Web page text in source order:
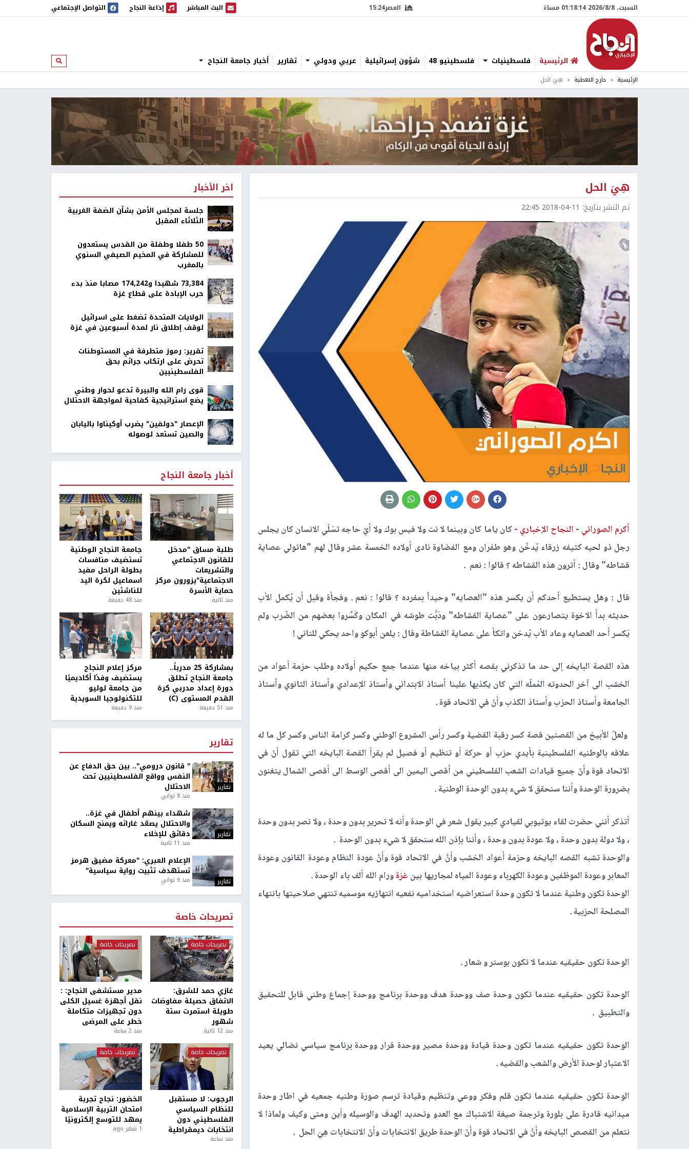
السبت، 8/‏8/‏2026 01:18:15 مساءً العصر15:24 البث المباشر
البث المباشر إذاعة النجاح
إذاعة النجاح التواصل الإجتماعي
الرئيسية فلسطينيات فلسطينيو 48 شؤون إسرائيلية عربي ودولي تقارير أخبار جامعة النجاح ابحث
الرئيسية خارج التغطية هِيَ الحل
هِيَ الحل
تم النشر بتاريخ: 2018-04-11 22:45
أكرم الصوراني - النجاح الإخباري -كان ياما كان وبينما لا نت ولا فيس بوك ولا أيّ حاجه تسَلّي الانسان كان يجلس
رجل ذو لحيه كثيفه زرقاء يُدخّن وهو طفران ومع الفضاوة نادى أولاده الخمسة عشر وقال لهم "هاتولي عصاية
قشاطه" وقال : أترون هذه القشاطه ؟ قالوا : نعم .
قال : وهل يستطيع أحدكم أن يكسر هذه "العصايه" وحيداً بمفرده ؟ قالوا : نعم . وفجأة وقبل أن يُكمل الأب
حديثه بدأ الاخوة يتصارعون على "عصاية القشاطه" ودَبَّت طوشه في المكان وكَسَّروا بعضهم من الضّرب ولم
يَكسر أحد العصايه وعاد الأب يُدخن واتكأ على عصاية القشاطة وقال : يلعن أبوكو واحد يحكي للتاني !
هذه القصة البايخه إلى حد ما تذكرني بقصه أكثر بياخه منها عندما جمع حكيم أولاده وطلب حزمة أعواد من
الخشب الى آخر الحدوته المُملّه التي كان يكذبها علينا أستاذ الابتدائي وأستاذ الإعدادي وأستاذ الثانوي وأستاذ
الجامعة وأستاذ الحزب وأستاذ الكذب وأنّ في الاتحاد قوة .
ولعلّ الأبيخ من القصتين قصة كسر رقبة القضية وكسر رأس المشروع الوطني وكسر كرامة الناس وكسر كل ما له
علاقه بالوطنيه الفلسطينية بأيدي حزب أو حركة أو تنظيم أو فصيل لم يقرأ القصة البايخه التي تقول أنّ في
الاتحاد قوة وأنّ جميع قيادات الشعب الفلسطيني من أقصى اليمين الى أقصى الوسط الى أقصى الشمال يتغنون
بضرورة الوحدة وأننا سنحقق لا شيء بدون الوحدة الوطنية .
أتذكر أنني حضرت لقاء يوتيوبي لقيادي كبير يقول شعر في الوحدة وأنه لا تحرير بدون وحدة ، ولا نصر بدون وحدة
، ولا دولة بدون وحدة ، ولا عودة بدون وحدة ، وأننا بإذن الله سنحقق لا شيء بدون الوحدة .
والوحدة تشبه القصه البايخه وحزمة أعواد الخشب وأنَّ في الاتحاد قوة وأنَّ عودة النظام وعودة القانون وعودة
المعابر وعودة الموظفين وعودة الكهرباء وعودة المياه لمجاريها بين غزةورام الله ألف باء الوحدة .
الوحدة تكون وطنية عندما لا تكون وحدة استعراضيه استخداميه نفعيه انتهازيه موسميه تنتهي صلاحيتها بانتهاء
المصلحة الحزبية .
الوحدة تكون حقيقيه عندما لا تكون بوستر و شعار .
الوحدة تكون حقيقيه عندما تكون وحدة صف ووحدة هدف ووحدة برنامج ووحدة إجماع وطني قابل للتحقيق
والتطبيق .
الوحدة تكون حقيقيه عندما تكون وحدة قيادة ووحدة مصير ووحدة قرار ووحدة برنامج سياسي نضالي يعيد
الاعتبار لوحدة الأرض والشعب والقضيه .
الوحدة تكون حقيقيه عندما تكون قلم وفكر ووعي وتنظيم وقيادة ترسم صورة وطنيه جمعيه في اطار وحدة
ميدانيه قادرة على بلورة وترجمة صيغة الاشتباك مع العدو وتحديد الهدف والوسيله وأين ومتى وكيف ولماذا لا
نتعلم من القصص البايخه وأنَّ في الاتحاد قوة وأنّ الوحدة طريق الانتخابات وأنّ الانتخابات هِيَ الحل .
اخر الأخبار
جلسة لمجلس الأمن بشأن الضفة الغربية
الثلاثاء المقبل
50 طفلا وطفلة من القدس يستعدون
للمشاركة في المخيم الصيفي السنوي
بالمغرب
73,384 شهيدا و174,242 مصابا منذ بدء
حرب الإبادة على قطاع غزة
الولايات المتحدة تضغط على اسرائيل
لوقف إطلاق نار لمدة أسبوعين في غزة
تقرير: رموز متطرفة في المستوطنات
تحرض على ارتكاب جرائم بحق
الفلسطينيين
قوى رام الله والبيرة تدعو لحوار وطني
يضع استراتيجية كفاحية لمواجهة الاحتلال
الإعصار "دولفين" يضرب أوكيناوا باليابان
والصين تستعد لوصوله
أخبار جامعة النجاح
طلبة مساق "مدخل
للقانون الاجتماعي
والتشريعات
الاجتماعية"يزورون مركز
حماية الأسرة
منذ ثانية
جامعة النجاح الوطنية
تستضيف منافسات
بطولة الراحل مفيد
اسماعيل لكرة اليد
للناشئين
منذ 48 دقيقة
بمشاركة 25 مدرباً..
جامعة النجاح تطلق
دورة إعداد مدربي كرة
القدم المستوى (C)
منذ 51 دقيقة
مركز إعلام النجاح
يستضيف وفدًا أكاديميًا
من جامعة لوليو
للتكنولوجيا السويدية
منذ 9 دقيقة
تقارير
تقارير
" قانون درومي".. بين حق الدفاع عن
النفس وواقع الفلسطينيين تحت
الاحتلال
منذ 8 ثواني
تقارير
شهداء بينهم أطفال في غزة..
والاحتلال يصعّد غاراته ويمنح السكان
دقائق للإخلاء
منذ 11 ثانية
تقارير
الإعلام العبري: "معركة مضيق هرمز
تستهدف تثبيت رواية سياسية"
منذ 9 ثواني
تصريحات خاصة
تصريحات خاصة
غازي حمد للشرق:
الاتفاق حصيلة مفاوضات
طويلة استمرت ستة
شهور
منذ 12 ثانية
تصريحات خاصة
مدير مستشفى النجاح: :
نقل أجهزة غسيل الكلى
دون تجهيزات متكاملة
خطر على المرضى
منذ 2 ساعة
تصريحات خاصة
الرجوب: لا مستقبل
للنظام السياسي
الفلسطيني دون
انتخابات ديمقراطية
منذ ساعة
تصريحات خاصة
الخضور: نجاح تجربة
امتحان التربية الإسلامية
يمهد للتوسع إلكترونيًا
1 شهر ago